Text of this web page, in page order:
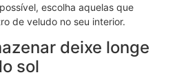
escolha aquelas que
de veludo no seu interior.
deixe longe
sol